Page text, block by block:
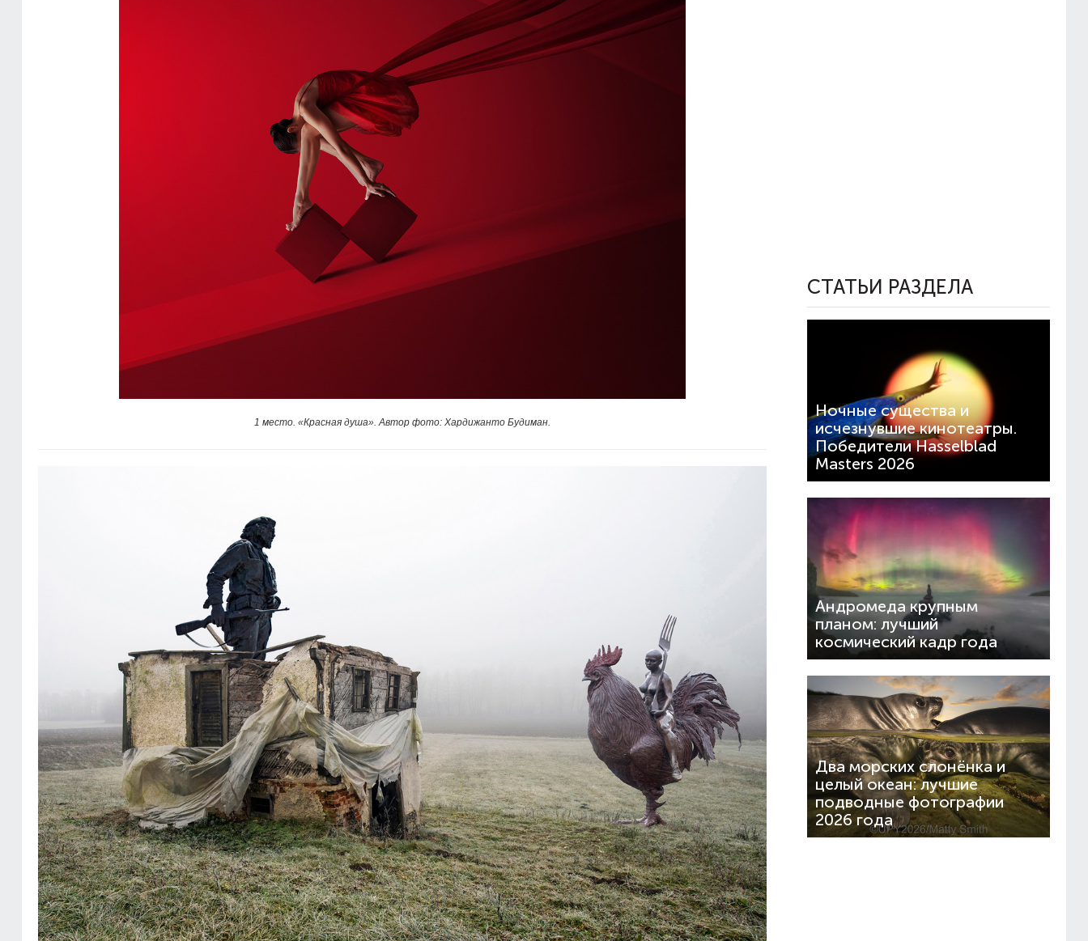
1 место. «Красная душа». Автор фото: Хардижанто Будиман.
СТАТЬИ РАЗДЕЛА
Ночные существа и
исчезнувшие кинотеатры.
Победители Hasselblad
Masters 2026
Андромеда крупным
планом: лучший
космический кадр года
Два морских слонёнка и
целый океан: лучшие
подводные фотографии
2026 года